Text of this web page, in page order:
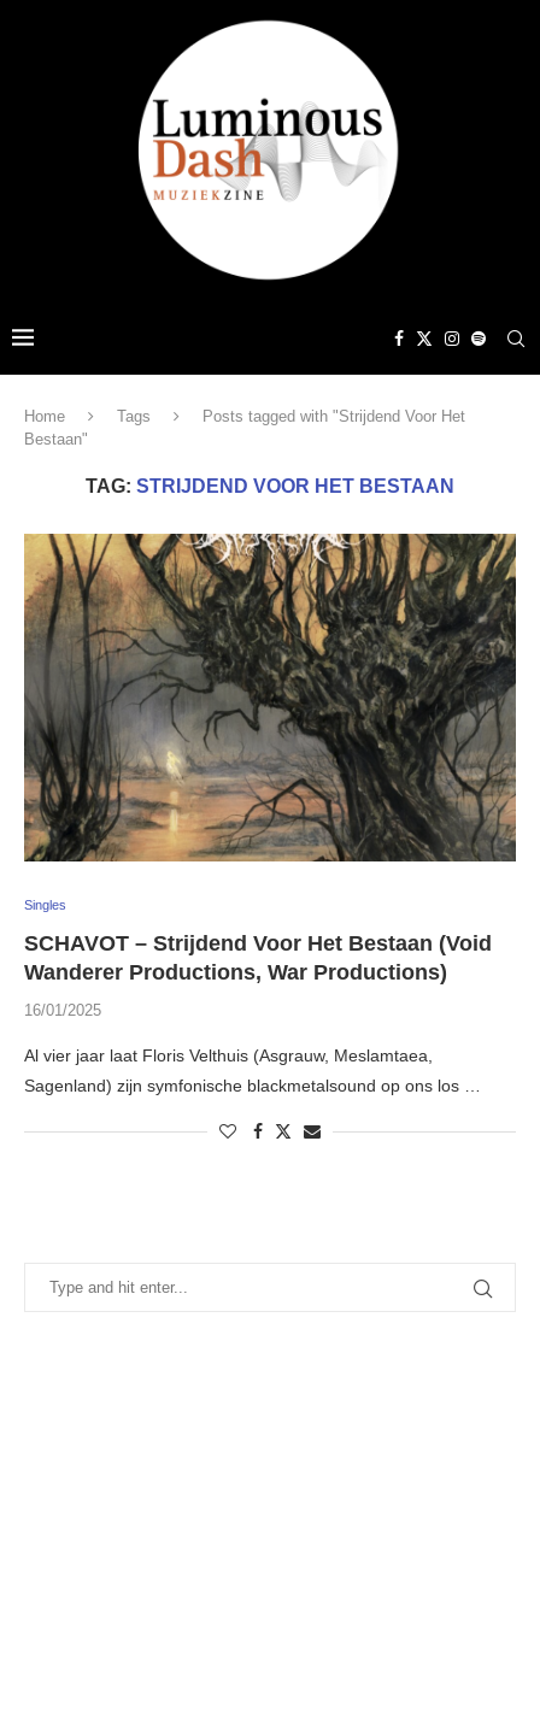
Home Tags
Posts tagged with "Strijdend Voor Het
Bestaan"
TAG: STRIJDEND VOOR HET BESTAAN
Singles
SCHAVOT – Strijdend Voor Het Bestaan (Void
Wanderer Productions, War Productions)
16/01/2025
Al vier jaar laat Floris Velthuis (Asgrauw, Meslamtaea,
Sagenland) zijn symfonische blackmetalsound op ons los …